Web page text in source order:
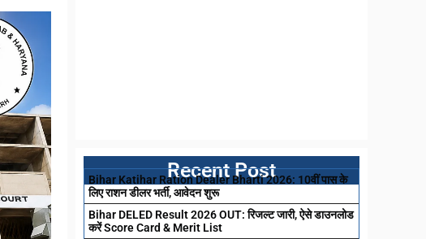
Recent Post
Bihar Katihar Ration Dealer Bharti 2026: 10वीं पास के
लिए राशन डीलर भर्ती, आवेदन शुरू
Bihar DELED Result 2026 OUT: रिजल्ट जारी, ऐसे डाउनलोड
करें Score Card & Merit List